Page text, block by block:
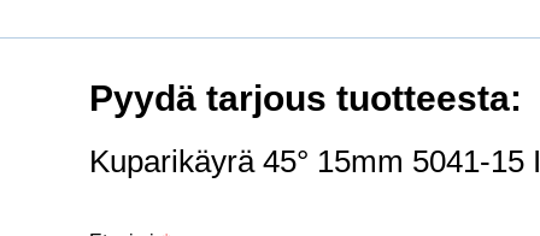
Pyydä tarjous tuotteesta:
Kuparikäyrä 45° 15mm 5041-15 I